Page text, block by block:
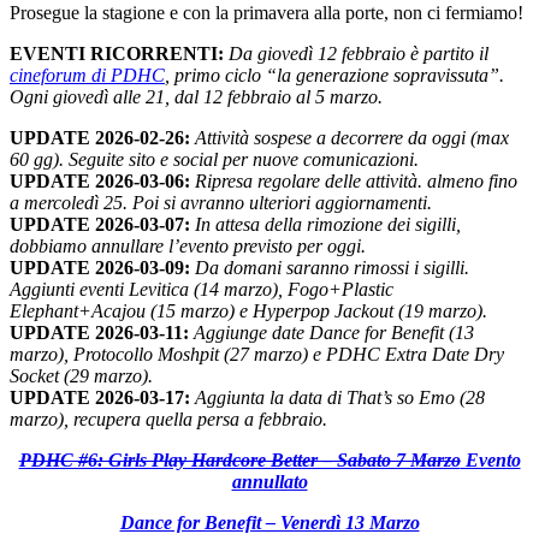
Prosegue la stagione e con la primavera alla porte, non ci fermiamo!
EVENTI RICORRENTI: Da giovedì 12 febbraio è partito il
cineforum di PDHC , primo ciclo “la generazione sopravissuta”.
Ogni giovedì alle 21, dal 12 febbraio al 5 marzo.
UPDATE 2026-02-26: Attività sospese a decorrere da oggi (max
60 gg). Seguite sito e social per nuove comunicazioni.
UPDATE 2026-03-06: Ripresa regolare delle attività. almeno fino
a mercoledì 25. Poi si avranno ulteriori aggiornamenti.
UPDATE 2026-03-07: In attesa della rimozione dei sigilli,
dobbiamo annullare l’evento previsto per oggi.
UPDATE 2026-03-09: Da domani saranno rimossi i sigilli.
Aggiunti eventi Levitica (14 marzo), Fogo+Plastic
Elephant+Acajou (15 marzo) e Hyperpop Jackout (19 marzo).
UPDATE 2026-03-11: Aggiunge date Dance for Benefit (13
marzo), Protocollo Moshpit (27 marzo) e PDHC Extra Date Dry
Socket (29 marzo).
UPDATE 2026-03-17: Aggiunta la data di That’s so Emo (28
marzo), recupera quella persa a febbraio.
PDHC #6: Girls Play Hardcore Better – Sabato 7 MarzoEvento
annullato
Dance for Benefit – Venerdì 13 Marzo